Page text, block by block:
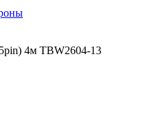
4м TBW2604-13